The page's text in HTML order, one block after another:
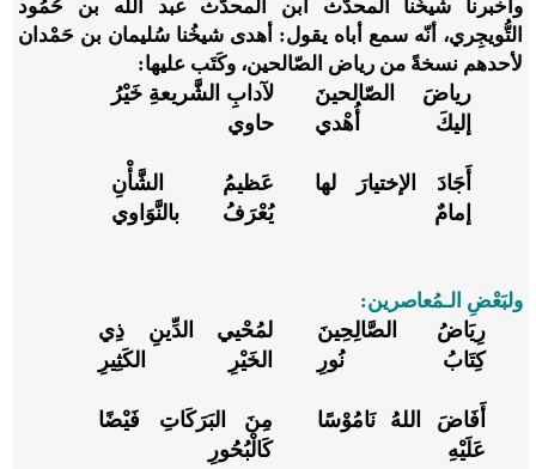
وأخبرنا شيخُنا المحدّث ابن المحدّث عبد الله بن حُمُود
التُّويجِري، أنّه سمع أباه يقول: أهدى شيخُنا سُليمان بن حَمْدان
لأحدهم نسخةً من رياض الصّالحين، وكَتَب عليها:
رياضَ الصّالحينَ
إليكَ أُهْدي
لآدابِ الشَّريعةِ خَيْرُ
حاوي
أَجَادَ الإختيارَ لها
إمامٌ
عَظيمُ الشَّأْنِ
يُعْرَفُ بالنَّوَاوي
ولبَعْضِ الـمُعاصرين:
رِيَاضُ الصَّالِحِينَ
كِتَابُ نُورِ
لمُحْيي الدِّينِ ذِي
الخَيْرِ الكَثِيرِ
أَفَاضَ اللهُ نَامُوْسًا
عَلَيْهِ
مِنَ البَرَكَاتِ فَيْضًا
كَالْبُحُورِ